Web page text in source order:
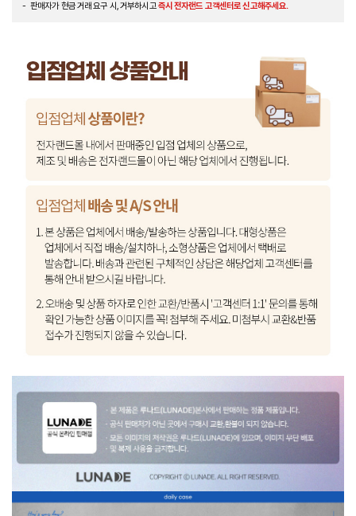
판매자가 현금 거래 요구 시, 거부하시고즉시 전자랜드 고객센터로 신고해주세요.